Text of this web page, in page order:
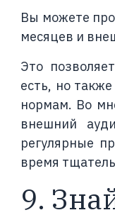
Вы можете
месяцев и
Это
есть, но
нормам. Во
внешний
регулярные
время
9.